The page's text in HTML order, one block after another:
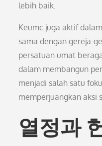
lebih baik.
Keumc juga aktif
sama dengan gereja-
persatuan umat
dalam membangun
menjadi salah satu
memperjuangkan aksi
열정과